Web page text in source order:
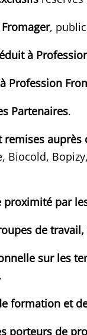
,
à
Profession
Partenaires.
Biocold,
proximité par
de
sur les
formation et
porteurs de